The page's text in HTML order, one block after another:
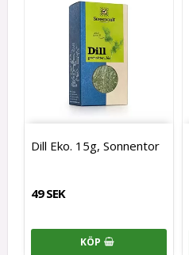
Dill Eko. 15g, Sonnentor
49 SEK
KÖP